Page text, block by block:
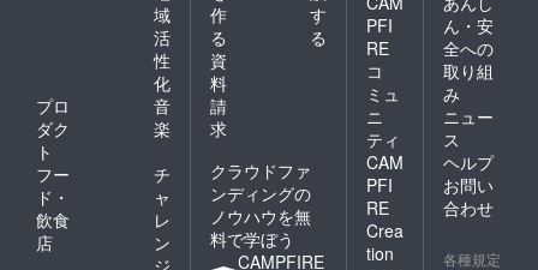
域
活
性
化
プロ
ダク
ト
音
楽
フー
ド・
飲食
店
チ
ャ
レ
ン
ジ
作
る
す
る
資
料
請
求
クラウドファ
ンディングの
ノウハウを無
料で学ぼう
CAMPFIRE
PFI
RE
コ
ミュ
ニ
ティ
CAM
PFI
RE
Crea
tion
ん・安
全への
取り組
み
ニュー
ス
ヘルプ
お問い
合わせ
各種規定